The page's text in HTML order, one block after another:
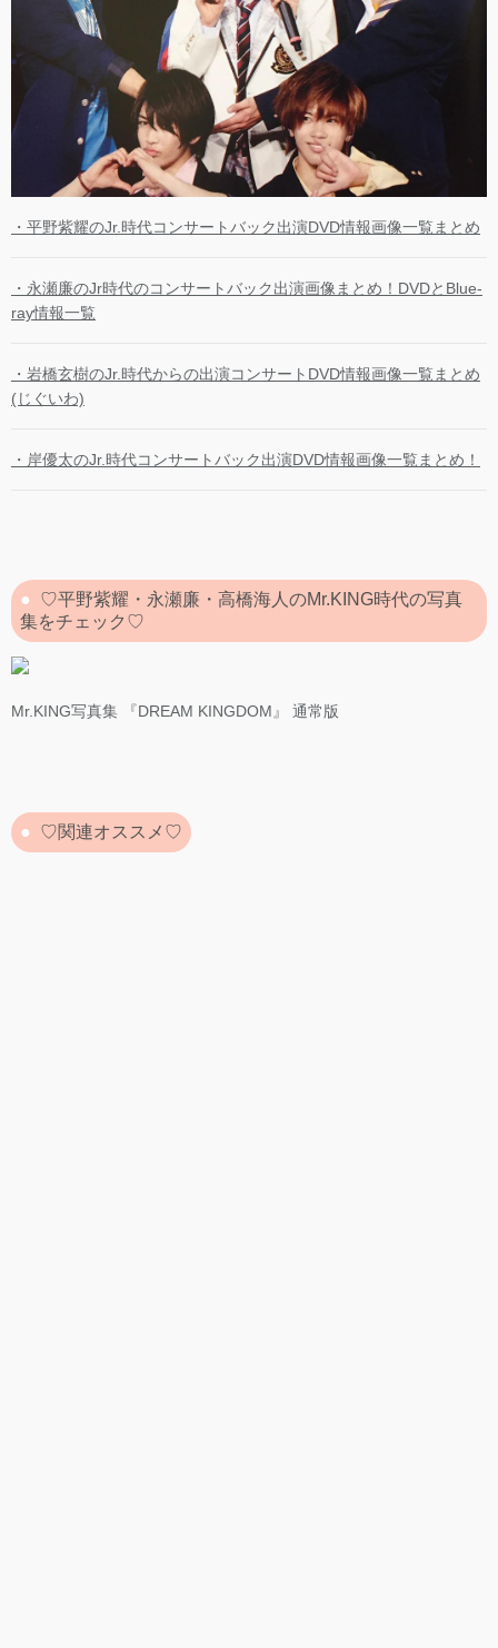
・平野紫耀のJr.時代コンサートバック出演DVD情報画像一覧まとめ
・永瀬廉のJr時代のコンサートバック出演画像まとめ！DVDとBlue-
ray情報一覧
・岩橋玄樹のJr.時代からの出演コンサートDVD情報画像一覧まとめ
(じぐいわ)
・岸優太のJr.時代コンサートバック出演DVD情報画像一覧まとめ！
♡平野紫耀・永瀬廉・高橋海人のMr.KING時代の写真
集をチェック♡
Mr.KING写真集 『DREAM KINGDOM』 通常版
♡関連オススメ♡